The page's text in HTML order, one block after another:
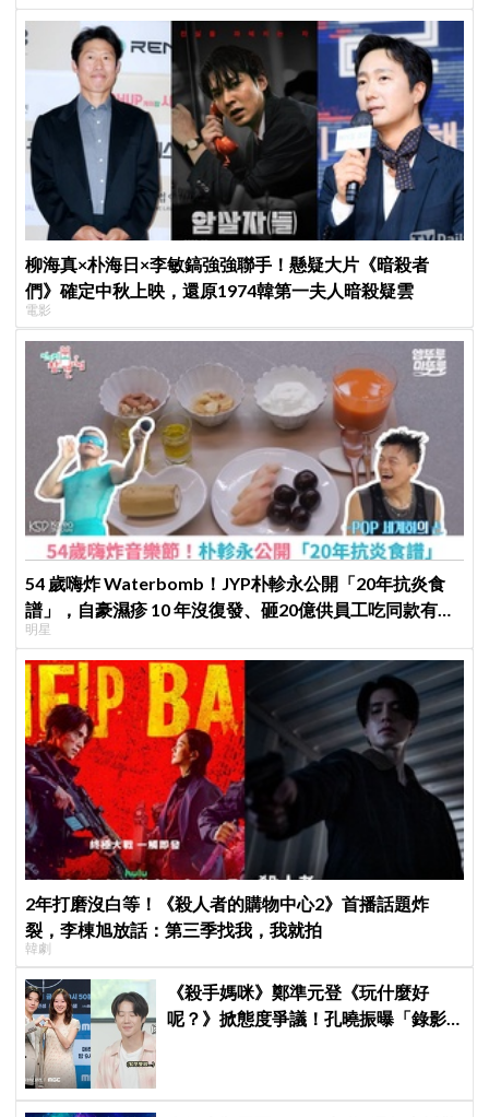
柳海真×朴海日×李敏鎬強強聯手！懸疑大片《暗殺者
們》確定中秋上映，還原1974韓第一夫人暗殺疑雲
電影
54 歲嗨炸 Waterbomb！JYP朴軫永公開「20年抗炎食
譜」，自豪濕疹 10 年沒復發、砸20億供員工吃同款有機
餐
明星
2年打磨沒白等！《殺人者的購物中心2》首播話題炸
裂，李棟旭放話：第三季找我，我就拍
韓劇
《殺手媽咪》鄭準元登《玩什麼好
呢？》掀態度爭議！孔曉振曝「錄影